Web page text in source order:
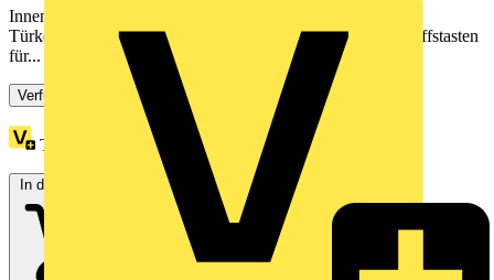
Innenstation mit 4.3“ Display (None-Touch) für die
Türkommnikation Busch-Welcome® 2-Draht. Schnellzugriffstasten
für...
Verfügbar: 3 Händler
Treuepunkte:
In den Warenkorb